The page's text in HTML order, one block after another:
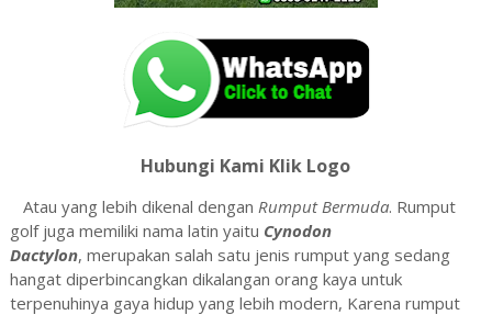
Hubungi Kami Klik Logo
Atau yang lebih dikenal dengan Rumput Bermuda. Rumput
golf juga memiliki nama latin yaitu Cynodon
Dactylon, merupakan salah satu jenis rumput yang sedang
hangat diperbincangkan dikalangan orang kaya untuk
terpenuhinya gaya hidup yang lebih modern, Karena rumput